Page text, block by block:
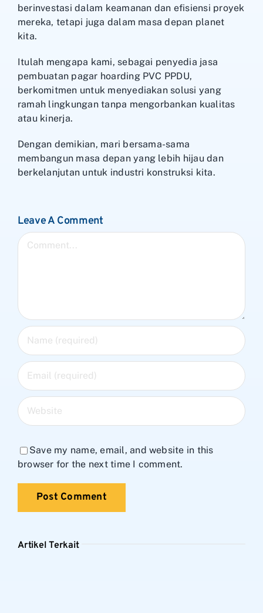
berinvestasi dalam keamanan dan efisiensi proyek
mereka, tetapi juga dalam masa depan planet
kita.
Itulah mengapa kami, sebagai penyedia jasa
pembuatan pagar hoarding PVC PPDU,
berkomitmen untuk menyediakan solusi yang
ramah lingkungan tanpa mengorbankan kualitas
atau kinerja.
Dengan demikian, mari bersama-sama
membangun masa depan yang lebih hijau dan
berkelanjutan untuk industri konstruksi kita.
Leave A Comment
Comment
Save my name, email, and website in this
browser for the next time I comment.
Artikel Terkait